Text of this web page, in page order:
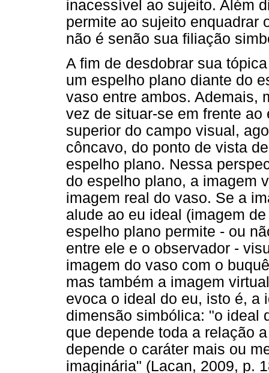
inacessível ao sujeito. Além
permite ao sujeito enquadrar
não é senão sua filiação
A fim de desdobrar sua
um espelho plano diante do
vaso entre ambos. Ademais,
vez de situar-se em frente
superior do campo visual,
côncavo, do ponto de vista
espelho plano. Nessa
do espelho plano, a imagem
imagem real do vaso. Se a
alude ao eu ideal (imagem
espelho plano permite - ou
entre ele e o observador -
imagem do vaso com o
mas também a imagem
evoca o ideal do eu, isto é, a
dimensão simbólica: "o ideal
que depende toda a relação
depende o caráter mais ou
imaginária" (Lacan, 2009, p.